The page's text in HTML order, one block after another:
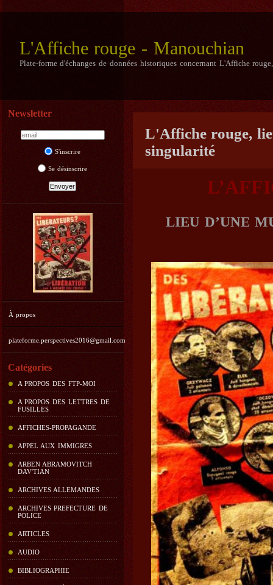
L'Affiche rouge - Manouchian
Plate-forme d'échanges de données historiques concernant L'Affiche
Newsletter
S'inscrire
Se désinscrire
À propos
plateforme.perspectives2016@gmail.com
Catégories
A PROPOS DES FTP-MOI
A PROPOS DES LETTRES DE
FUSILLES
AFFICHES-PROPAGANDE
APPEL AUX IMMIGRES
ARBEN ABRAMOVITCH
DAV'TIAN
ARCHIVES ALLEMANDES
ARCHIVES PREFECTURE DE
POLICE
ARTICLES
AUDIO
BIBLIOGRAPHIE
L'Affiche rouge,
singularité
LIEU D’UNE